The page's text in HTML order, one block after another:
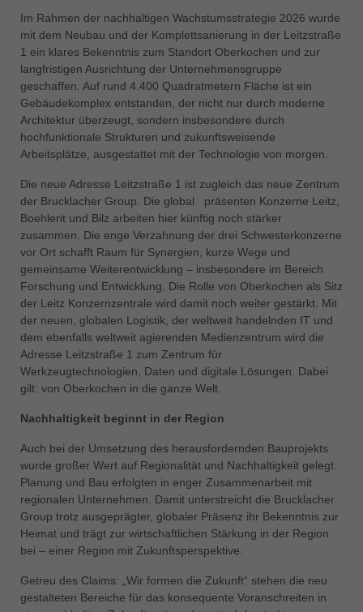
Im Rahmen der nachhaltigen Wachstumsstrategie 2026 wurde
mit dem Neubau und der Komplettsanierung in der Leitzstraße
1 ein klares Bekenntnis zum Standort Oberkochen und zur
langfristigen Ausrichtung der Unternehmensgruppe
geschaffen. Auf rund 4.400 Quadratmetern Fläche ist ein
Gebäudekomplex entstanden, der nicht nur durch moderne
Architektur überzeugt, sondern insbesondere durch
hochfunktionale Strukturen und zukunftsweisende
Arbeitsplätze, ausgestattet mit der Technologie von morgen.
Die neue Adresse Leitzstraße 1 ist zugleich das neue Zentrum
der Brucklacher Group. Die global präsenten Konzerne Leitz,
Boehlerit und Bilz arbeiten hier künftig noch stärker
zusammen. Die enge Verzahnung der drei Schwesterkonzerne
vor Ort schafft Raum für Synergien, kurze Wege und
gemeinsame Weiterentwicklung – insbesondere im Bereich
Forschung und Entwicklung. Die Rolle von Oberkochen als Sitz
der Leitz Konzernzentrale wird damit noch weiter gestärkt. Mit
der neuen, globalen Logistik, der weltweit handelnden IT und
dem ebenfalls weltweit agierenden Medienzentrum wird die
Adresse Leitzstraße 1 zum Zentrum für
Werkzeugtechnologien, Daten und digitale Lösungen. Dabei
gilt: von Oberkochen in die ganze Welt.
Nachhaltigkeit beginnt in der Region
Auch bei der Umsetzung des herausfordernden Bauprojekts
wurde großer Wert auf Regionalität und Nachhaltigkeit gelegt.
Planung und Bau erfolgten in enger Zusammenarbeit mit
regionalen Unternehmen. Damit unterstreicht die Brucklacher
Group trotz ausgeprägter, globaler Präsenz ihr Bekenntnis zur
Heimat und trägt zur wirtschaftlichen Stärkung in der Region
bei – einer Region mit Zukunftsperspektive.
Getreu des Claims: „Wir formen die Zukunft“ stehen die neu
gestalteten Bereiche für das konsequente Voranschreiten in